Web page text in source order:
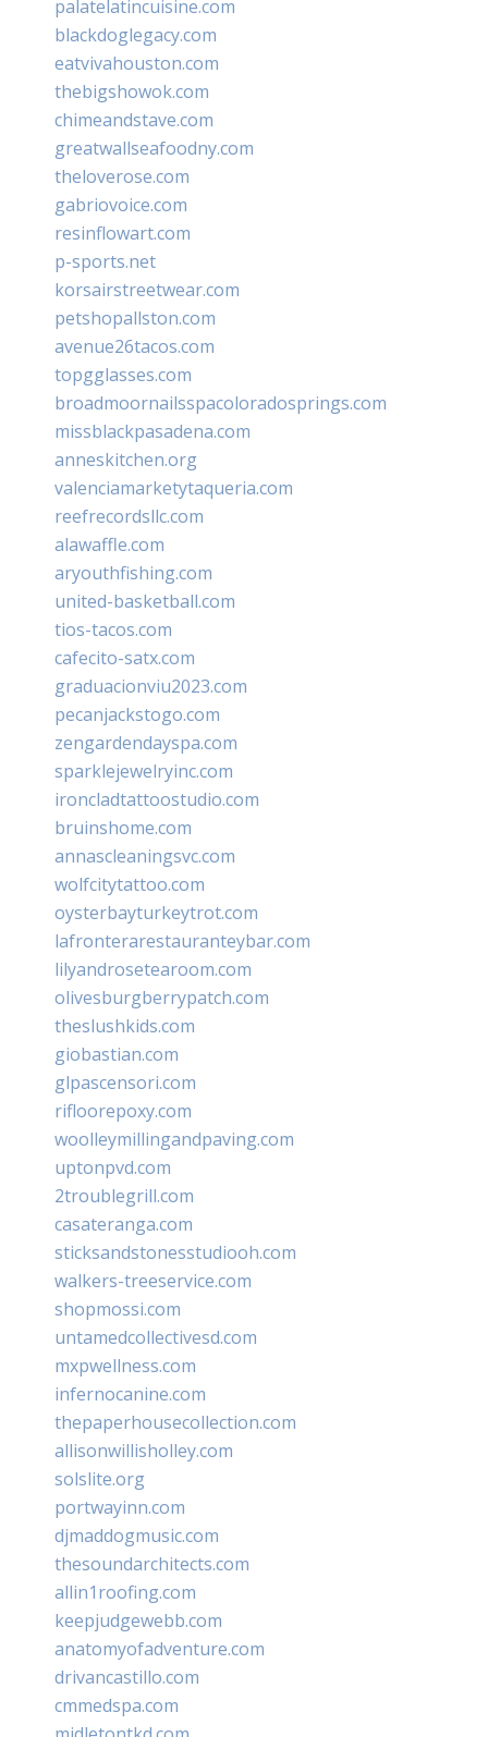
palatelatincuisine.com
blackdoglegacy.com
eatvivahouston.com
thebigshowok.com
chimeandstave.com
greatwallseafoodny.com
theloverose.com
gabriovoice.com
resinflowart.com
p-sports.net
korsairstreetwear.com
petshopallston.com
avenue26tacos.com
topgglasses.com
broadmoornailsspacoloradosprings.com
missblackpasadena.com
anneskitchen.org
valenciamarketytaqueria.com
reefrecordsllc.com
alawaffle.com
aryouthfishing.com
united-basketball.com
tios-tacos.com
cafecito-satx.com
graduacionviu2023.com
pecanjackstogo.com
zengardendayspa.com
sparklejewelryinc.com
ironcladtattoostudio.com
bruinshome.com
annascleaningsvc.com
wolfcitytattoo.com
oysterbayturkeytrot.com
lafronterarestauranteybar.com
lilyandrosetearoom.com
olivesburgberrypatch.com
theslushkids.com
giobastian.com
glpascensori.com
rifloorepoxy.com
woolleymillingandpaving.com
uptonpvd.com
2troublegrill.com
casateranga.com
sticksandstonesstudiooh.com
walkers-treeservice.com
shopmossi.com
untamedcollectivesd.com
mxpwellness.com
infernocanine.com
thepaperhousecollection.com
allisonwillisholley.com
solslite.org
portwayinn.com
djmaddogmusic.com
thesoundarchitects.com
allin1roofing.com
keepjudgewebb.com
anatomyofadventure.com
drivancastillo.com
cmmedspa.com